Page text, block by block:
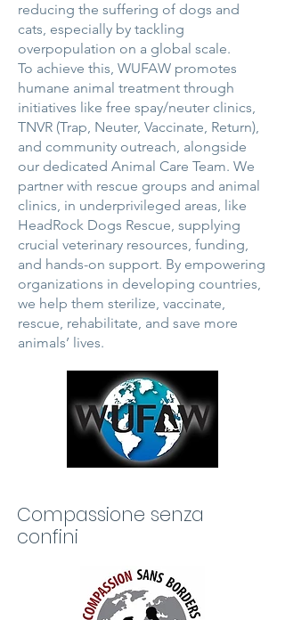
reducing the suffering of dogs and
cats, especially by tackling
overpopulation on a global scale.
To achieve this, WUFAW promotes
humane animal treatment through
initiatives like free spay/neuter clinics,
TNVR (Trap, Neuter, Vaccinate, Return),
and community outreach, alongside
our dedicated Animal Care Team. We
partner with rescue groups and animal
clinics, in underprivileged areas, like
HeadRock Dogs Rescue, supplying
crucial veterinary resources, funding,
and hands-on support. By empowering
organizations in developing countries,
we help them sterilize, vaccinate,
rescue, rehabilitate, and save more
animals’ lives.
Compassione senza
confini